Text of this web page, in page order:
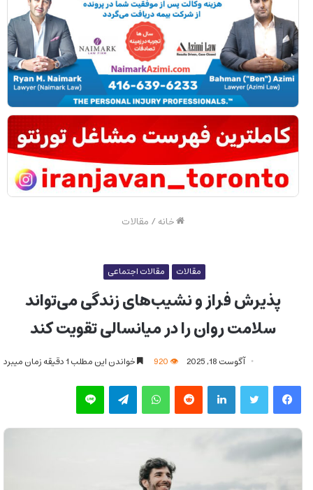
خانه/ مقالات
مقالات مقالات اجتماعی
پذیرش فراز و نشیب‌های زندگی می‌تواند
سلامت روان را در میانسالی تقویت کند
آگوست 18, 2025 خواندن این مطلب 1 دقیقه زمان میبرد
فیس بوک توییتر لینکدین‫رددیت واتس آپ تلگرام لاین